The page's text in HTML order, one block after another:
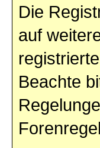
Die
auf
Beachte